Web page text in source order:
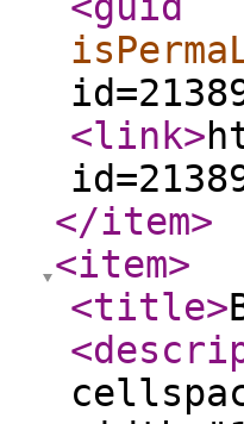
<link>
</item>
<item>
<title>